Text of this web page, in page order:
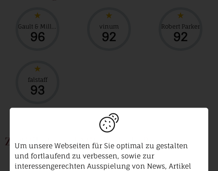
Gault & Millau
96
vinum
92
Robert Parker
92
falstaff
93
Zertifikate und Mitgliedschaften
VDP.
Prädikatsweingut
Um unsere Webseiten für Sie optimal zu gestalten
und fortlaufend zu verbessen, sowie zur
interessengerechten Ausspielung von News, Artikel